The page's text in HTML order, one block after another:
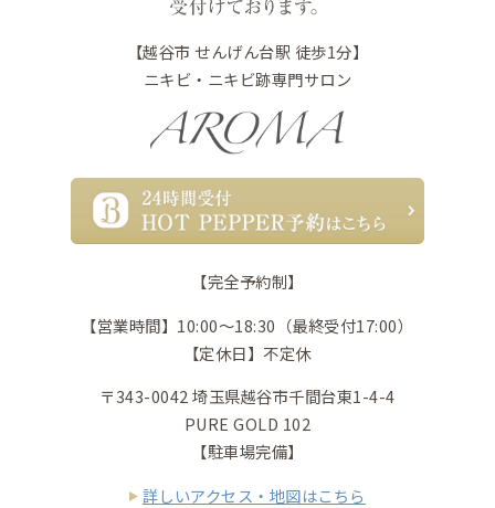
【越谷市 せんげん台駅 徒歩1分】
ニキビ・ニキビ跡専門サロン
【完全予約制】
【営業時間】10:00〜18:30（最終受付17:00）
【定休日】不定休
〒343-0042 埼玉県越谷市千間台東1-4-4
PURE GOLD 102
【駐車場完備】
詳しいアクセス・地図はこちら